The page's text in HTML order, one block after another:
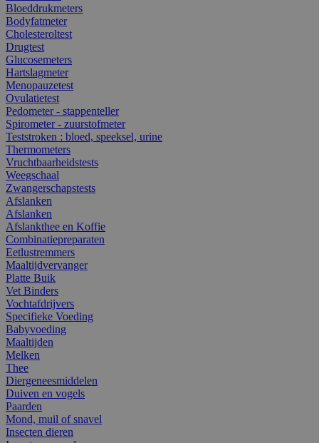
Bloeddrukmeters
Bodyfatmeter
Cholesteroltest
Drugtest
Glucosemeters
Hartslagmeter
Menopauzetest
Ovulatietest
Pedometer - stappenteller
Spirometer - zuurstofmeter
Teststroken : bloed, speeksel, urine
Thermometers
Vruchtbaarheidstests
Weegschaal
Zwangerschapstests
Afslanken
Afslanken
Afslankthee en Koffie
Combinatiepreparaten
Eetlustremmers
Maaltijdvervanger
Platte Buik
Vet Binders
Vochtafdrijvers
Specifieke Voeding
Babyvoeding
Maaltijden
Melken
Thee
Diergeneesmiddelen
Duiven en vogels
Paarden
Mond, muil of snavel
Insecten dieren